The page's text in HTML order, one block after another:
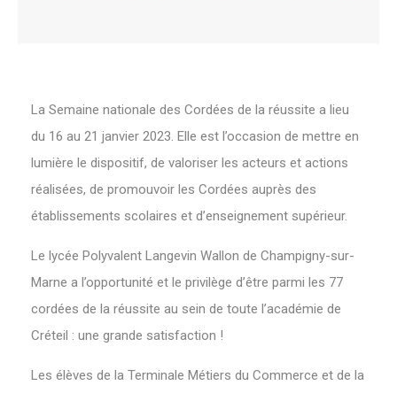
La Semaine nationale des Cordées de la réussite a lieu
du 16 au 21 janvier 2023. Elle est l’occasion de mettre en
lumière le dispositif, de valoriser les acteurs et actions
réalisées, de promouvoir les Cordées auprès des
établissements scolaires et d’enseignement supérieur.
Le lycée Polyvalent Langevin Wallon de Champigny-sur-
Marne a l’opportunité et le privilège d’être parmi les 77
cordées de la réussite au sein de toute l’académie de
Créteil : une grande satisfaction !
Les élèves de la Terminale Métiers du Commerce et de la